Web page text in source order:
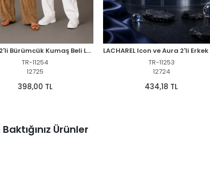
Kadın 2'li Bürümcük Kumaş Beli Lastikli Bağcıklı Bol Paça Pantolon - Beyaz/Vizon
TR-11254
12725
398,00 TL
TR-11253
12724
434,18 TL
Ürünler